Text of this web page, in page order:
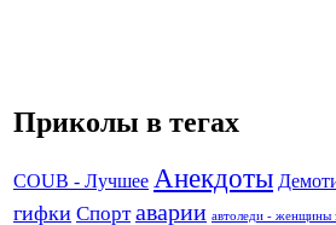
Приколы в тегах
COUB - Лучшее Анекдоты
гифки Спорт аварии автоледи - женщины